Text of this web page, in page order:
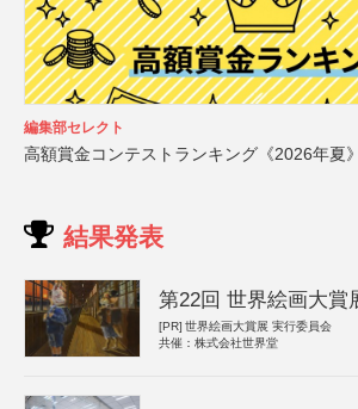
編集部セレクト
高額賞金コンテストランキング《2026年夏》
結果発表
第22回 世界絵画大賞
[PR] 世界絵画大賞展 実行委員会
共催：株式会社世界堂